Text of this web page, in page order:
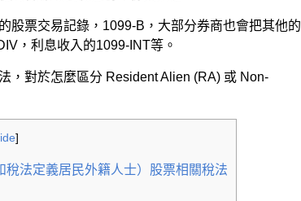
股票交易記錄，1099-B，大部分券商也會把其他的
，利息收入的1099-INT等。
，對於怎麼區分 Resident Alien (RA) 或 Non-
]
法定義居民外籍人士）股票相關稅法